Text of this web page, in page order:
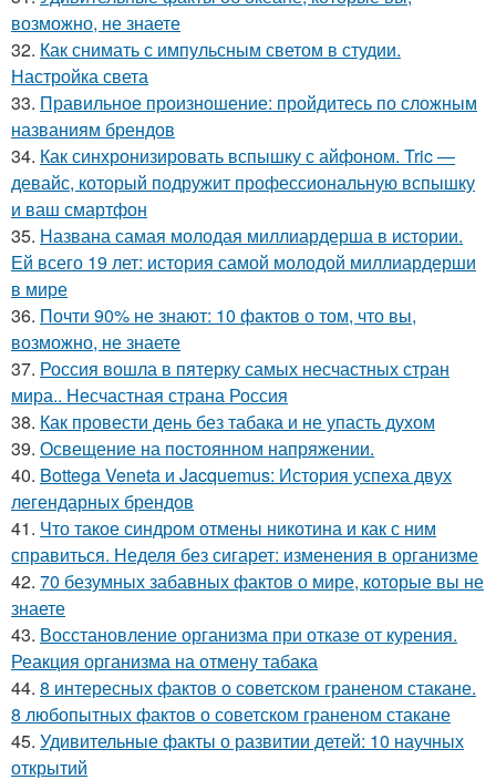
возможно, не знаете
32. Как снимать с импульсным светом в студии.
Настройка света
33. Правильное произношение: пройдитесь по сложным
названиям брендов
34. Как синхронизировать вспышку с айфоном. Tric —
девайс, который подружит профессиональную вспышку
и ваш смартфон
35. Названа самая молодая миллиардерша в истории.
Ей всего 19 лет: история самой молодой миллиардерши
в мире
36. Почти 90% не знают: 10 фактов о том, что вы,
возможно, не знаете
37. Россия вошла в пятерку самых несчастных стран
мира.. Несчастная страна Россия
38. Как провести день без табака и не упасть духом
39. Освещение на постоянном напряжении.
40. Bottega Veneta и Jacquemus: История успеха двух
легендарных брендов
41. Что такое синдром отмены никотина и как с ним
справиться. Неделя без сигарет: изменения в организме
42. 70 безумных забавных фактов о мире, которые вы не
знаете
43. Восстановление организма при отказе от курения.
Реакция организма на отмену табака
44. 8 интересных фактов о советском граненом стакане.
8 любопытных фактов о советском граненом стакане
45. Удивительные факты о развитии детей: 10 научных
открытий